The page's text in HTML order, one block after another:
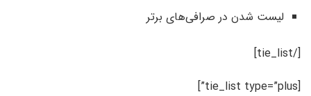
لیست شدن در صرافی‌های برتر
[/tie_list]
[tie_list type=”plus”]